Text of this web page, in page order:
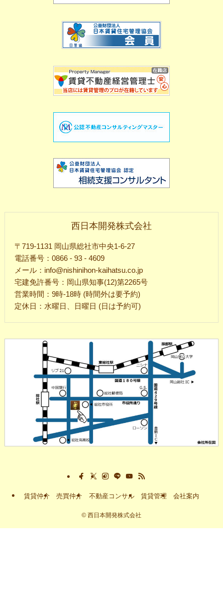
西日本開発株式会社
〒719-1131 岡山県総社市中央1-6-27
電話番号：0866 - 93 - 4609
メール：info@nishinihon-kaihatsu.co.jp
宅建免許番号：岡山県知事(12)第2265号
営業時間：9時-18時 (時間外は要予約)
定休日：水曜日、日曜日 (日は予約可)
賃貸仲介 売買仲介 不動産コンサル 賃貸管理 会社案内
© 西日本開発株式会社